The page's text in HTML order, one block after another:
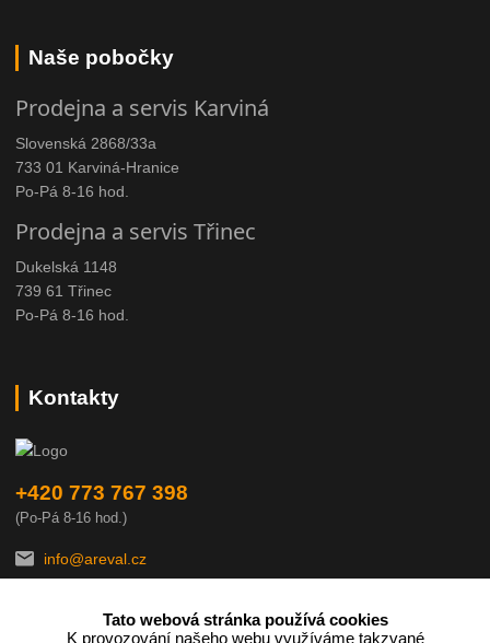
Naše pobočky
Prodejna a servis Karviná
Slovenská 2868/33a
733 01 Karviná-Hranice
Po-Pá 8-16 hod.
Prodejna a servis Třinec
Dukelská 1148
739 61 Třinec
Po-Pá 8-16 hod.
Kontakty
+420 773 767 398
(Po-Pá 8-16 hod.)
info@areval.cz
Tato webová stránka používá cookies
K provozování našeho webu využíváme takzvané